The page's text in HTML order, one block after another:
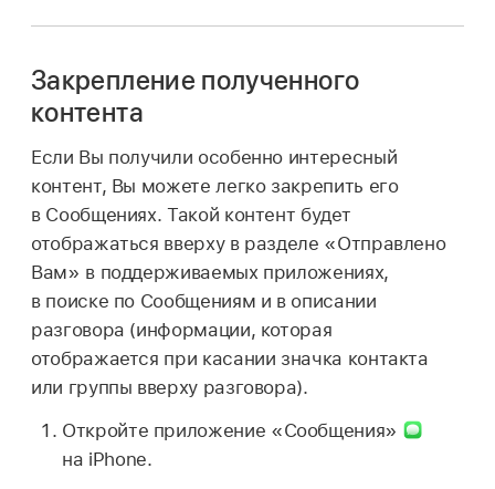
Закрепление полученного
контента
Если Вы получили особенно интересный
контент, Вы можете легко закрепить его
в Сообщениях. Такой контент будет
отображаться вверху в разделе «Отправлено
Вам» в поддерживаемых приложениях,
в поиске по Сообщениям и в описании
разговора (информации, которая
отображается при касании значка контакта
или группы вверху разговора).
Откройте приложение «Сообщения»
на iPhone.